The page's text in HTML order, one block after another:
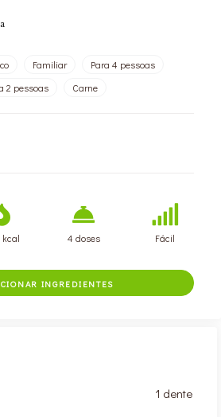
Familiar
Para 4 pessoas
2 pessoas
Carne
kcal 4 doses Fácil
INGREDIENTES
1 dente